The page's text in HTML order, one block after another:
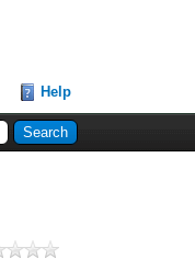
Help